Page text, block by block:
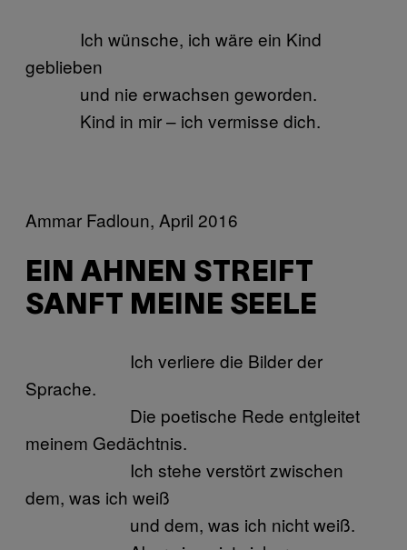
Ich wünsche, ich wäre ein Kind
geblieben
und nie erwachsen geworden.
Kind in mir – ich vermisse dich.
Ammar Fadloun, April 2016
EIN AHNEN STREIFT
SANFT MEINE SEELE
Ich verliere die Bilder der
Sprache.
Die poetische Rede entgleitet
meinem Gedächtnis.
Ich stehe verstört zwischen
dem, was ich weiß
und dem, was ich nicht weiß.